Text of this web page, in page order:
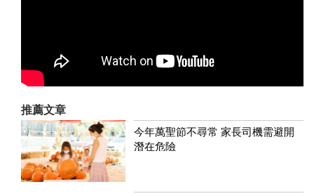
推薦文章
今年萬聖節不尋常 家長司機需避開
潛在危險